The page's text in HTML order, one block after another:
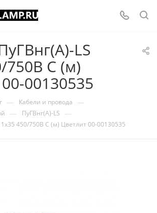
LS
750В С (м)
00130535
— Кабели и провода —
— ПуГВнг(А)-LS —
450/750В С (м) Цветлит 00-00130535